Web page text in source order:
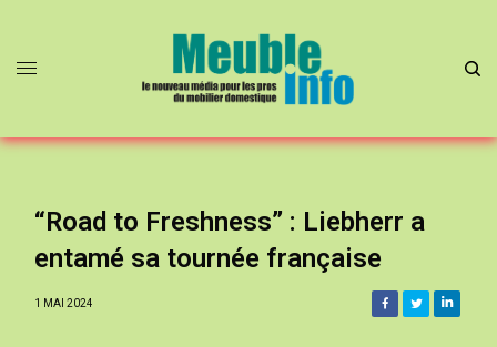
“Road to Freshness” : Liebherr a
entamé sa tournée française
1 MAI 2024